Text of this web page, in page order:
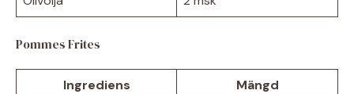
Pommes Frites
Ingrediens Mängd